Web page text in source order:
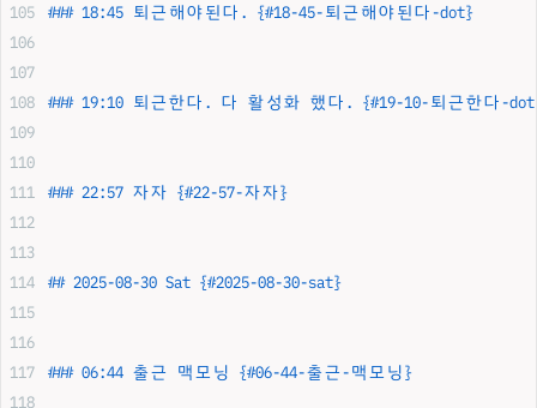
### 18:45 퇴근해야된다. {#18-45-퇴근해야된다-dot}
### 19:10 퇴근한다. 다 활성화 했다. {#19-10-퇴근한다-
### 22:57 자자 {#22-57-자자}
## 2025-08-30 Sat {#2025-08-30-sat}
### 06:44 출근 맥모닝 {#06-44-출근-맥모닝}